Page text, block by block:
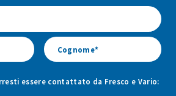
essere contattato da Fresco e Vario: